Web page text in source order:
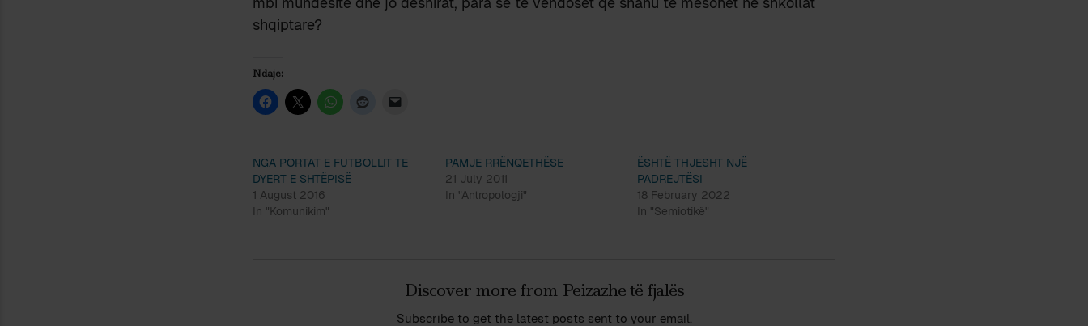
shqiptare?
Ndaje:
NGA PORTAT E FUTBOLLIT TE
DYERT E SHTËPISË
1 August 2016
In "Komunikim"
PAMJE RRËNQETHËSE
21 July 2011
In "Antropologji"
ËSHTË THJESHT NJË
PADREJTËSI
18 February 2022
In "Semiotikë"
Discover more from Peizazhe të fjalës
Subscribe to get the latest posts sent to your email.